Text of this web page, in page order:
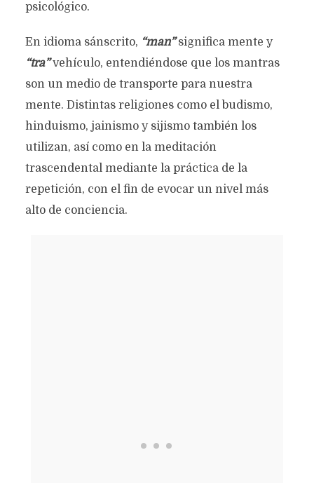
psicológico.
En idioma sánscrito, “man”significa mente y
“tra”vehículo, entendiéndose que los mantras
son un medio de transporte para nuestra
mente. Distintas religiones como el budismo,
hinduismo, jainismo y sijismo también los
utilizan, así como en la meditación
trascendental mediante la práctica de la
repetición, con el fin de evocar un nivel más
alto de conciencia.